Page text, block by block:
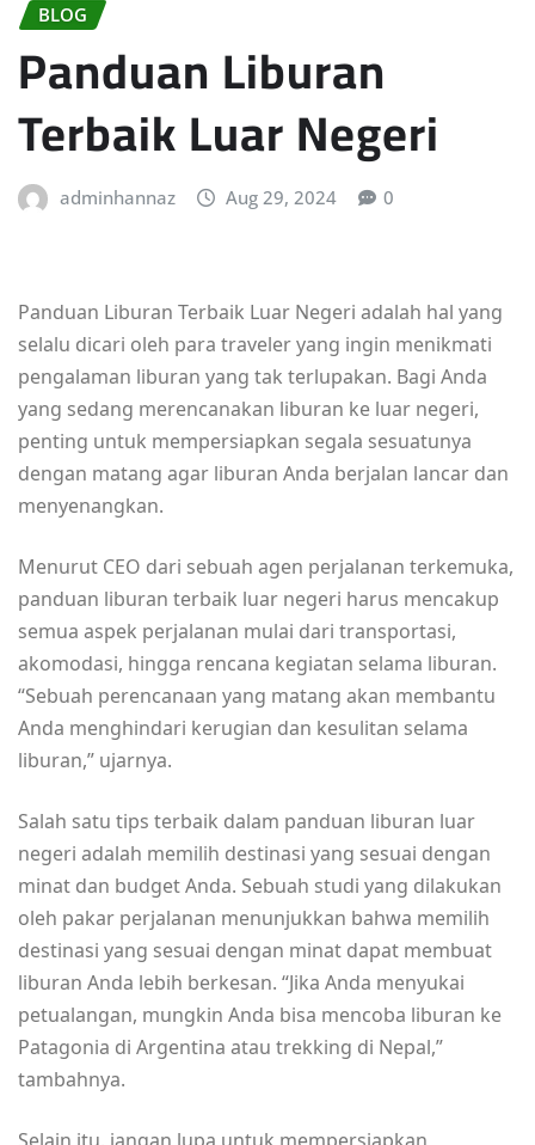
BLOG
Panduan Liburan
Terbaik Luar Negeri
adminhannaz Aug 29, 2024 0
Panduan Liburan Terbaik Luar Negeri adalah hal yang
selalu dicari oleh para traveler yang ingin menikmati
pengalaman liburan yang tak terlupakan. Bagi Anda
yang sedang merencanakan liburan ke luar negeri,
penting untuk mempersiapkan segala sesuatunya
dengan matang agar liburan Anda berjalan lancar dan
menyenangkan.
Menurut CEO dari sebuah agen perjalanan terkemuka,
panduan liburan terbaik luar negeri harus mencakup
semua aspek perjalanan mulai dari transportasi,
akomodasi, hingga rencana kegiatan selama liburan.
“Sebuah perencanaan yang matang akan membantu
Anda menghindari kerugian dan kesulitan selama
liburan,” ujarnya.
Salah satu tips terbaik dalam panduan liburan luar
negeri adalah memilih destinasi yang sesuai dengan
minat dan budget Anda. Sebuah studi yang dilakukan
oleh pakar perjalanan menunjukkan bahwa memilih
destinasi yang sesuai dengan minat dapat membuat
liburan Anda lebih berkesan. “Jika Anda menyukai
petualangan, mungkin Anda bisa mencoba liburan ke
Patagonia di Argentina atau trekking di Nepal,”
tambahnya.